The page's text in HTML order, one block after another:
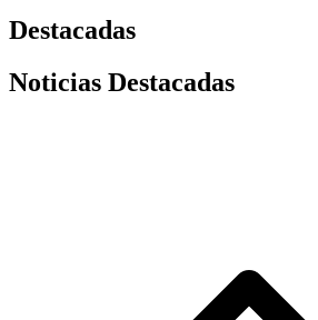
Destacadas
Noticias Destacadas